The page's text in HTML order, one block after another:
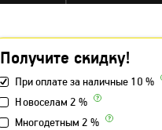
Получите скидку!
При оплате за наличные 10 %
Новоселам 2 %
Многодетным 2 %